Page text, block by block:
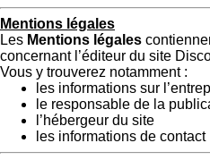
Mentions légales
Les Mentions légales
concernant l’éditeur du site
Vous y trouverez notamment :
les informations sur
le responsable de la
l’hébergeur du site
les informations de contact